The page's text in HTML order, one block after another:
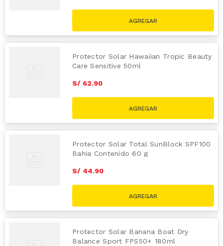
Protector Solar Hawaiian Tropic Beauty
Care Sensitive 50ml
S/ 62.90
Protector Solar Total SunBlock SPF100
Bahia Contenido 60 g
S/ 44.90
Protector Solar Banana Boat Dry
Balance Sport FPS50+ 180ml